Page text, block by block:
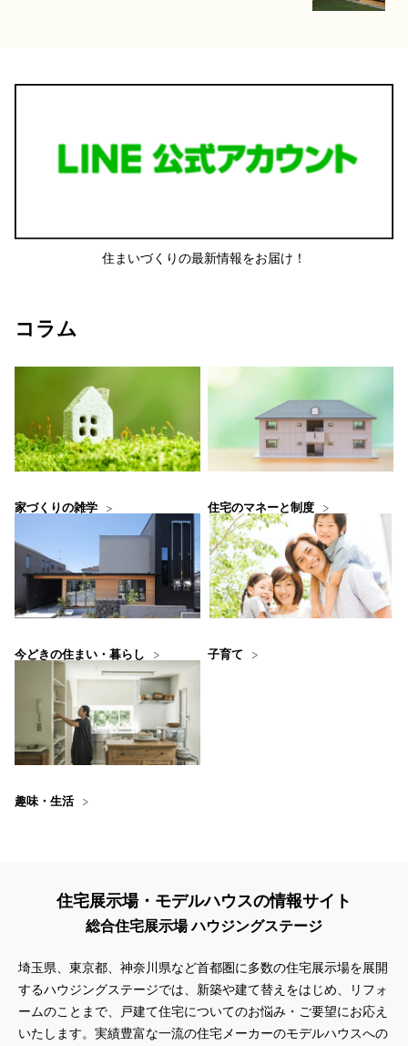
住まいづくりの最新情報をお届け！
コラム
家づくりの雑学 住宅のマネーと制度
今どきの住まい・暮らし 子育て
趣味・生活
住宅展示場・モデルハウスの情報サイト
総合住宅展示場 ハウジングステージ
埼玉県、東京都、神奈川県など首都圏に多数の住宅展示場を展開
するハウジングステージでは、新築や建て替えをはじめ、リフォ
ームのことまで、戸建て住宅についてのお悩み・ご要望にお応え
いたします。実績豊富な一流の住宅メーカーのモデルハウスへの